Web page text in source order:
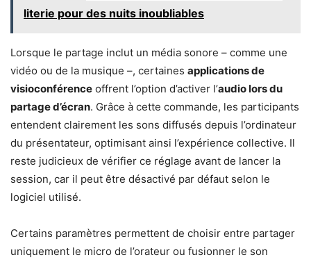
literie pour des nuits inoubliables
Lorsque le partage inclut un média sonore – comme une
vidéo ou de la musique –, certaines applications de
visioconférence offrent l’option d’activer l’audio lors du
partage d’écran. Grâce à cette commande, les participants
entendent clairement les sons diffusés depuis l’ordinateur
du présentateur, optimisant ainsi l’expérience collective. Il
reste judicieux de vérifier ce réglage avant de lancer la
session, car il peut être désactivé par défaut selon le
logiciel utilisé.
Certains paramètres permettent de choisir entre partager
uniquement le micro de l’orateur ou fusionner le son